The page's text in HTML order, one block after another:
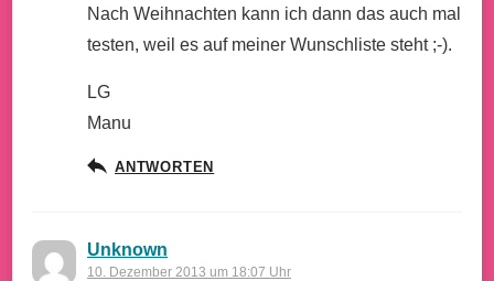
Nach Weihnachten kann ich dann das auch mal
testen, weil es auf meiner Wunschliste steht ;-).
LG
Manu
ANTWORTEN
Unknown
10. Dezember 2013 um 18:07 Uhr